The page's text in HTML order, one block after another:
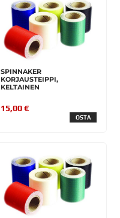
SPINNAKER
KORJAUSTEIPPI,
KELTAINEN
15,00 €
OSTA